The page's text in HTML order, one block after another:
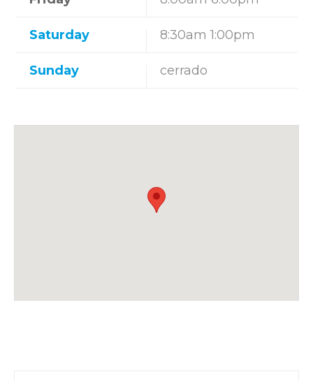
Saturday 8:30am 1:00pm
Sunday cerrado